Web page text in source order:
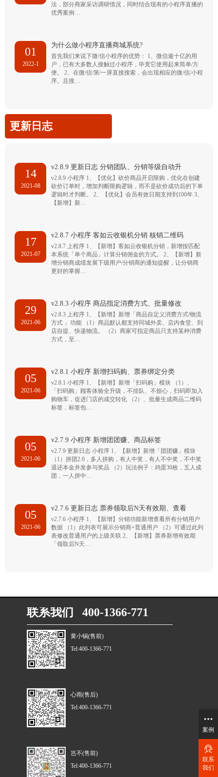
法，部分商家采访调研情况，同时结合现有的小程序直播的
优秀案例…
01
2022-1
为什么做小程序直播商城系统?
首先我们来说下微/信小程序的优势： 1、微信逾十亿的用
户，已有大多数人接触过小程序，毕竟它使用起来简单/方
便。 2、在微/信/第/一屏直接搜索，会出现相应的微/信/小程
序。且搜…
更新日志
14
2021-08
v2.8.9 更新日志 分销团队、分销等级自动升
v2.8.9 小程序 1、【优化】砍价商品开启限购，优化在创建
砍价订单时，增加判断限购逻辑，而不是砍价成功后的下单
逻辑时才判断。 2、【优化】会员有效日期支持到100年 3、
【新增】新…
17
2021-07
v2.8.7 小程序 客如云收银机分销 核销二维码
v2.8.7 上程序 1、【新增】客如云收银机分销，新增按匹配
本系统「单个商品」计算分销佣金的方式。 2、【新增】新
增分销商成绩发展下级用户/分销商的通知提醒，让分销商
更好的掌握…
29
2021-06
v2.8.3 小程序 商品指定消费方式、批量修改
v2.8.3 上程序 1、【新增】新增「商品自定义消费方式/物流
方式 」功能 （1）商品默认都支持同城外卖、店内食堂、到
店自提、快递物流。 （2）商家可指定商品只支持某种消费
方式，至…
05
2021-06
v2.8.1 小程序 新增扫码购、票券绑定分类
v2.8.1 小程序 1、【新增】新增「扫码购」模块 （1）、
「扫码购」顾客体验全升级，不排队、不烦心，扫码即加入
购物车，促进门店的成交转化 （2）、批量生成商品二维码
标签，标签包…
05
2021-06
v2.7.9 小程序 新增团团赚、商品标签
v2.7.9 更新日志 小程序 1、【新增】新增「团团赚」模块
（1）拼团2.0，多人拼购，有人中奖，有人不中奖，不中奖
退还本金并发参与奖品 （2）玩法例子：鸡蛋30枚，五人成
团，一人拼中…
05
2021-06
v2.7.6 更新日志 票券领取后N天有效期、查看
v2.7.6 小程序 1、【新增】分销功能新增查看所有分销用户
数据 （1）此列表可展示分销商+普通用户 （2）可通过此列
表修改普通用户的上级关联 2、【新增】票券新增有效期
「领取后N天…
联系我们 400-1366-771
黄小锅(售前)
Tel:400-1366-771
心雨(售后)
Tel:400-1366-771
岂不(售前)
Tel:400-1366-771
案例
联系
我们